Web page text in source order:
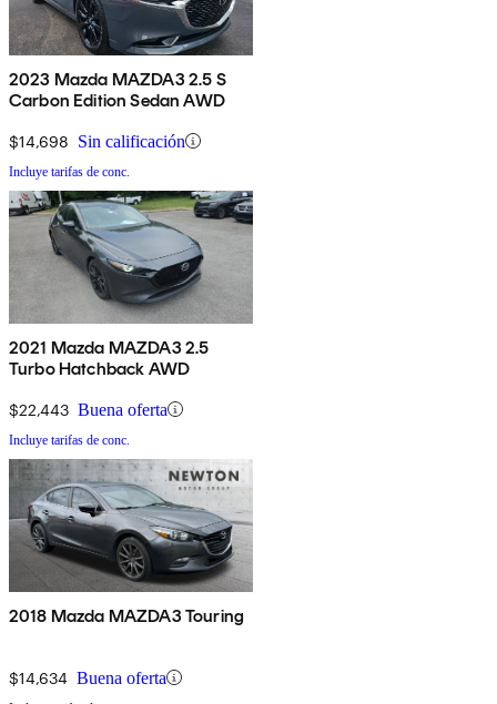
2023 Mazda MAZDA3 2.5 S
Carbon Edition Sedan AWD
$14,698 Sin calificación
Incluye tarifas de conc.
2021 Mazda MAZDA3 2.5
Turbo Hatchback AWD
$22,443 Buena oferta
Incluye tarifas de conc.
2018 Mazda MAZDA3 Touring
$14,634 Buena oferta